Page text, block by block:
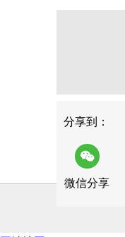
分享到：
微信分享